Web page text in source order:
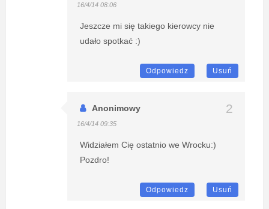
16/4/14 08:06
Jeszcze mi się takiego kierowcy nie
udało spotkać :)
Odpowiedz Usuń
Anonimowy
16/4/14 09:35
Widziałem Cię ostatnio we Wrocku:)
Pozdro!
Odpowiedz Usuń